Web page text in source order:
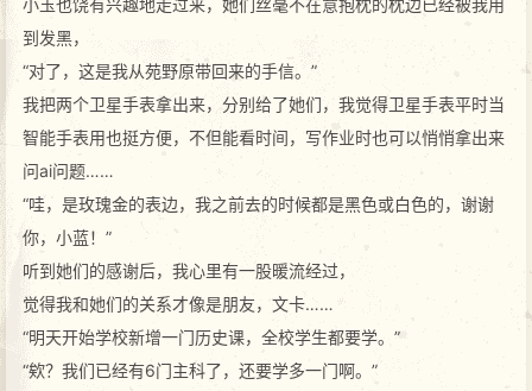
小玉也饶有兴趣地走过来，她们丝毫不在意抱枕的枕边已经被我用
到发黑，
“对了，这是我从苑野原带回来的手信。”
我把两个卫星手表拿出来，分别给了她们，我觉得卫星手表平时当
智能手表用也挺方便，不但能看时间，写作业时也可以悄悄拿出来
问ai问题……
“哇，是玫瑰金的表边，我之前去的时候都是黑色或白色的，谢谢
你，小蓝！”
听到她们的感谢后，我心里有一股暖流经过，
觉得我和她们的关系才像是朋友，文卡……
“明天开始学校新增一门历史课，全校学生都要学。”
“欸？我们已经有6门主科了，还要学多一门啊。”